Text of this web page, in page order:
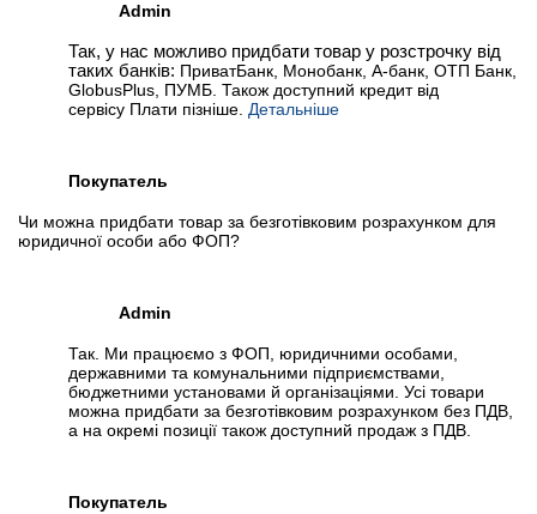
Admin
Так, у нас можливо придбати товар у розстрочку від
таких банків: ПриватБанк, Монобанк, А-банк, ОТП Банк,
GlobusPlus, ПУМБ. Також доступний кредит від
сервісу Плати пізніше. Детальніше
Покупатель
Чи можна придбати товар за безготівковим розрахунком для
юридичної особи або ФОП?
Admin
Так. Ми працюємо з ФОП, юридичними особами,
державними та комунальними підприємствами,
бюджетними установами й організаціями. Усі товари
можна придбати за безготівковим розрахунком без ПДВ,
а на окремі позиції також доступний продаж з ПДВ.
Покупатель